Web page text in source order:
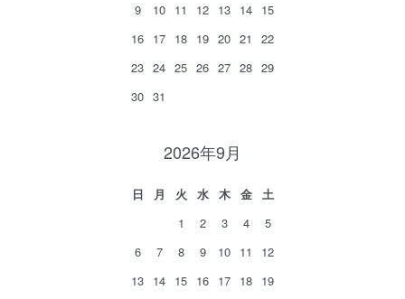
9
10 11 12 13 14 15
16 17 18 19 20 21
22
23 24 25 26 27 28 29
30 31
2026年9月
日 月 火 水 木 金
土
1
2 3 4
5
6
7 8 9 10 11
12
13 14 15 16 17 18 19